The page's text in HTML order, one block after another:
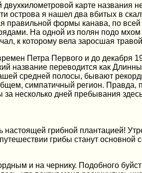
карте названия
я нашел два вбитых в
правильной формы канава, по
На одной из полян подо
к которому вела заросшая
Петра Первого и до декабря
название переводится как
средней полосы, бывают
симпатичный регион.
несколько дней пребывания
грибной плантацией!
грибы станут
и на чернику. Подобного